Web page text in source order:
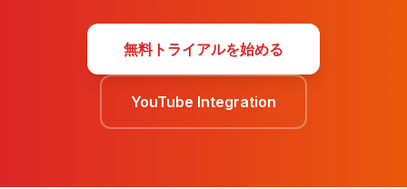
無料トライアルを始める
YouTube Integration